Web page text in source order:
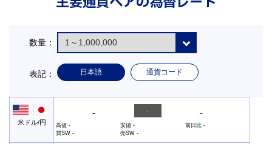
数量：
表記： 日本語 通貨コード
米ドル/円
- - -
高値- 安値- 前日比 -
買SW- 売SW-